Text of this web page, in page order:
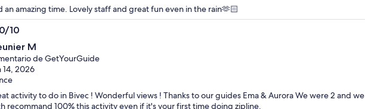
an amazing time. Lovely staff and great fun even in the rain🫶🏻
10
M
de GetYourGuide
14, 2026
activity to do in Bivec ! Wonderful views ! Thanks to our guides Ema & Aurora We were 2 and we
recommand 100% this activity even if it's your first time doing zipline.